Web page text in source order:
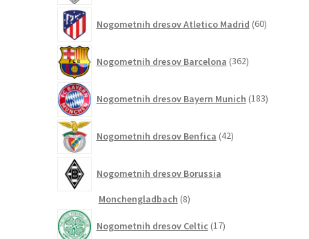
Nogometnih dresov Atletico Madrid 60izdelkov
Nogometnih dresov Barcelona 362izdelkov
Nogometnih dresov Bayern Munich 183izdelkov
Nogometnih dresov Benfica 42izdelkov
Nogometnih dresov Borussia
Monchengladbach 88
Nogometnih dresov Celtic 17izdelkov